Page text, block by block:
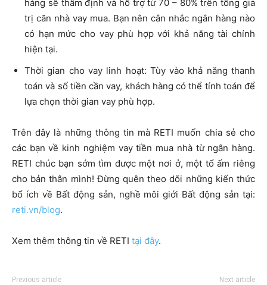
đánh giá dựa vào một số tiêu chí dưới đây:
Lãi suất ưu đãi: Chọn ngân hàng cho vay mua nhà với
lãi suất tốt sẽ giúp bạn chủ động lập kế hoạch tài chính
phù hợp và ổn định cuộc sống.
Hạn mức vay vốn: Sau khi tiếp nhận hồ sơ, các ngân
hàng sẽ thẩm định và hỗ trợ từ 70 – 80% trên tổng giá
có hạn mức cho vay phù hợp với khả năng tài chính
hiện tại.
Thời gian cho vay linh hoạt: Tùy vào khả năng thanh
toán và số tiền cần vay, khách hàng có thể tính toán để
lựa chọn thời gian vay phù hợp.
Trên đây là những thông tin mà RETI muốn chia sẻ cho
cho bản thân mình! Đừng quên theo dõi những kiến thức